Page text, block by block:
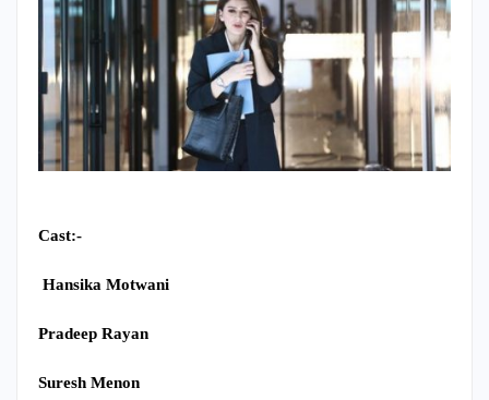
Cast:-
Hansika Motwani
Pradeep Rayan
Suresh Menon